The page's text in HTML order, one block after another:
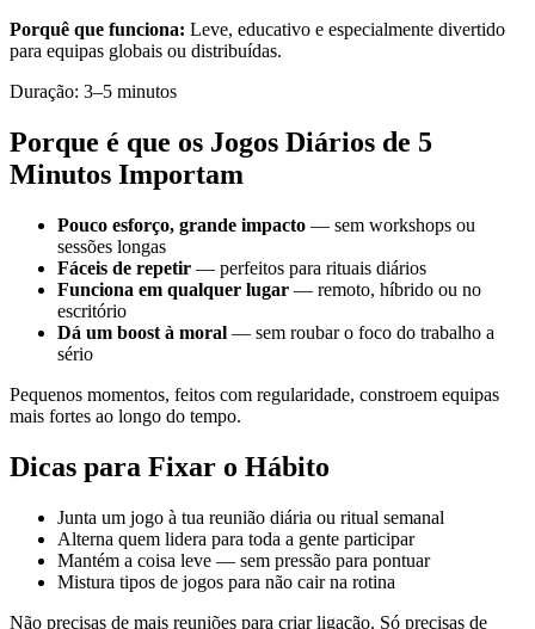
Porquê que funciona: Leve, educativo e especialmente divertido
para equipas globais ou distribuídas.
Duração: 3–5 minutos
Porque é que os Jogos Diários de 5
Minutos Importam
Pouco esforço, grande impacto — sem workshops ou
sessões longas
Fáceis de repetir — perfeitos para rituais diários
Funciona em qualquer lugar — remoto, híbrido ou no
escritório
Dá um boost à moral — sem roubar o foco do trabalho a
sério
Pequenos momentos, feitos com regularidade, constroem equipas
mais fortes ao longo do tempo.
Dicas para Fixar o Hábito
Junta um jogo à tua reunião diária ou ritual semanal
Alterna quem lidera para toda a gente participar
Mantém a coisa leve — sem pressão para pontuar
Mistura tipos de jogos para não cair na rotina
Não precisas de mais reuniões para criar ligação. Só precisas de